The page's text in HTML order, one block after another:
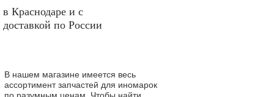
в Краснодаре и с
доставкой по России
В нашем магазине имеется весь
ассортимент запчастей для иномарок